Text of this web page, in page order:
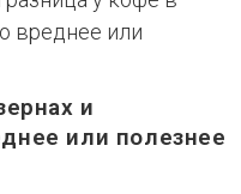
и
или полезнее